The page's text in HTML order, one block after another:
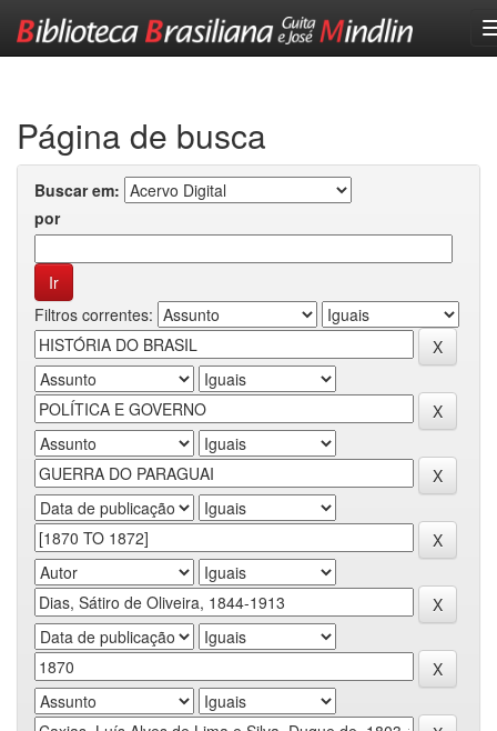
Página de busca
Buscar em:
por
Filtros correntes: